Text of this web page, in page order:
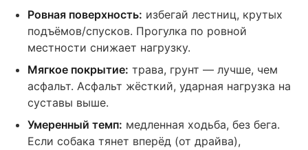
Ровная поверхность: избегай лестниц, крутых
подъёмов/спусков. Прогулка по ровной
местности снижает нагрузку.
Мягкое покрытие: трава, грунт — лучше, чем
асфальт. Асфальт жёсткий, ударная нагрузка на
суставы выше.
Умеренный темп: медленная ходьба, без бега.
Если собака тянет вперёд (от драйва),